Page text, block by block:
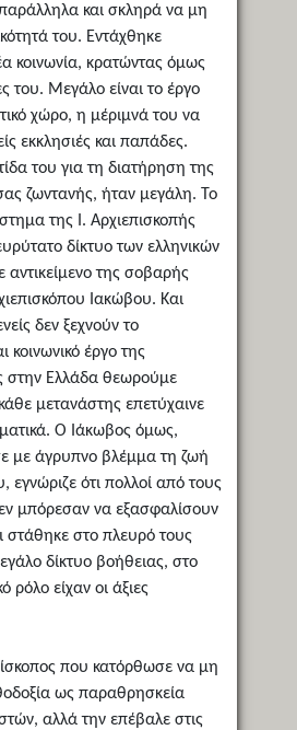
και σκληρά να μη
του. Εντάχθηκε
κοινωνία, κρατώντας όμως
του. Μεγάλο είναι το έργο
χώρο, η μέριμνά του να
εκκλησιές και παπάδες.
του για τη διατήρηση της
ζωντανής, ήταν μεγάλη. Το
της Ι. Αρχιεπισκοπής
δίκτυο των ελληνικών
αντικείμενο της σοβαρής
Ιακώβου. Και
δεν ξεχνούν το
κοινωνικό έργο της
στην Ελλάδα θεωρούμε
μετανάστης επετύχαινε
Ο Ιάκωβος όμως,
με άγρυπνο βλέμμα τη ζωή
εγνώριζε ότι πολλοί από τους
μπόρεσαν να εξασφαλίσουν
στάθηκε στο πλευρό τους
δίκτυο βοήθειας, στο
ρόλο είχαν οι άξιες
που κατόρθωσε να μη
ως παραθρησκεία
αλλά την επέβαλε στις